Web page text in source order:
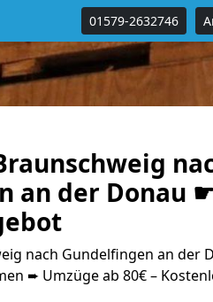
01579-2632746
an der Donau
nach Gundelfingen an der
➨ Umzüge ab 80€ –